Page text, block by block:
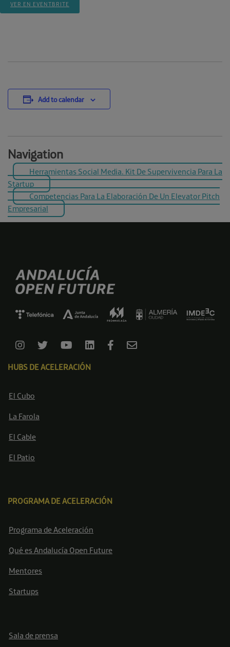
VER EN EVENTBRITE
Add to calendar
Navigation
Herramientas Social Media. Kit De Supervivencia Para La
Startup
Competencias Para La Elaboración De Un Elevator Pitch
Empresarial
HUBS DE ACELERACIÓN
El Cubo
La Farola
El Cable
El Patio
PROGRAMA DE ACELERACIÓN
Programa de Aceleración
Qué es Andalucía Open Future
Mentores
Startups
Sala de prensa